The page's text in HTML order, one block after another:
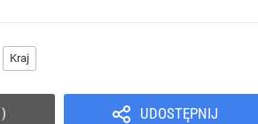
Kraj
UDOSTĘPNIJ